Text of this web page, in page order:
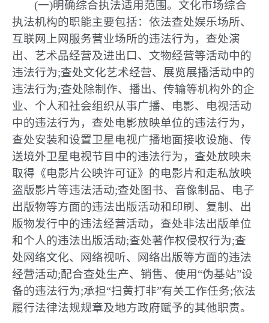
(一)明确综合执法适用范围。文化市场综合
执法机构的职能主要包括：依法查处娱乐场所、
互联网上网服务营业场所的违法行为，查处演
出、艺术品经营及进出口、文物经营等活动中的
违法行为;查处文化艺术经营、展览展播活动中的
违法行为;查处除制作、播出、传输等机构外的企
业、个人和社会组织从事广播、电影、电视活动
中的违法行为，查处电影放映单位的违法行为，
查处安装和设置卫星电视广播地面接收设施、传
送境外卫星电视节目中的违法行为，查处放映未
取得《电影片公映许可证》的电影片和走私放映
盗版影片等违法活动;查处图书、音像制品、电子
出版物等方面的违法出版活动和印刷、复制、出
版物发行中的违法经营活动，查处非法出版单位
和个人的违法出版活动;查处著作权侵权行为;查
处网络文化、网络视听、网络出版等方面的违法
经营活动;配合查处生产、销售、使用“伪基站”设
备的违法行为;承担“扫黄打非”有关工作任务;依法
履行法律法规规章及地方政府赋予的其他职责。